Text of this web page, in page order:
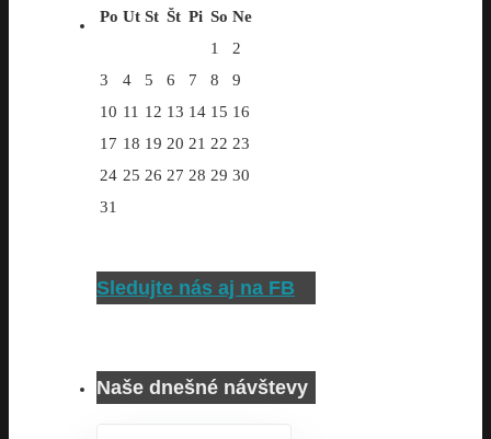
Po Ut St Št Pi So Ne
1
2
3
4 5 6 7 8
9
10 11 12 13 14 15 16
17 18 19 20 21 22 23
24 25 26 27 28 29 30
31
Sledujte nás aj na FB
Naše dnešné návštevy